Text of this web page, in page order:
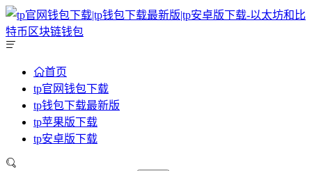
首页
tp官网钱包下载
tp钱包下载最新版
tp苹果版下载
tp安卓版下载